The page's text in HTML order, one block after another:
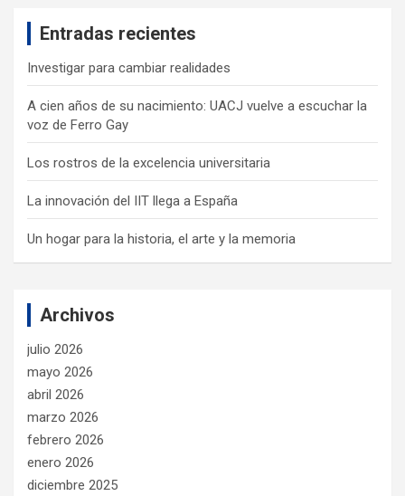
Entradas recientes
Investigar para cambiar realidades
A cien años de su nacimiento: UACJ vuelve a escuchar la
voz de Ferro Gay
Los rostros de la excelencia universitaria
La innovación del IIT llega a España
Un hogar para la historia, el arte y la memoria
Archivos
julio 2026
mayo 2026
abril 2026
marzo 2026
febrero 2026
enero 2026
diciembre 2025